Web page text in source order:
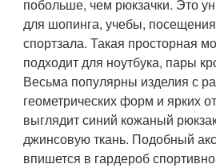
побольше, чем рюкзачки. Это
для шопинга, учебы,
спортзала. Такая просторная
подходит для ноутбука, пары
Весьма популярны изделия с
геометрических форм и ярких
выглядит синий кожаный
джинсовую ткань. Подобный
впишется в гардероб